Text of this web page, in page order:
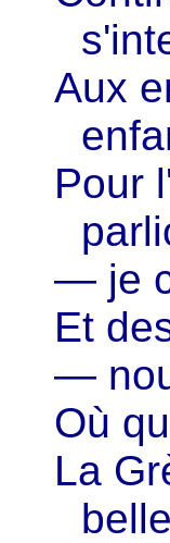
Aux
Pour
— je
Et
—
Où
La